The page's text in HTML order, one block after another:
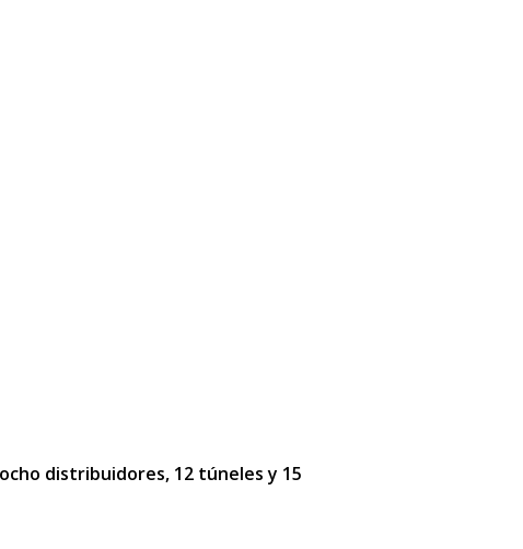
distribuidores, 12 túneles y 15